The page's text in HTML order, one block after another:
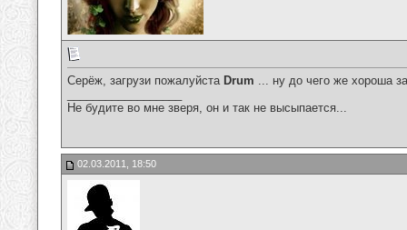
Серёж, загрузи пожалуйста Drum ... ну до чего же хороша
Не будите во мне зверя, он и так не высыпается...
02.03.2011, 18:50